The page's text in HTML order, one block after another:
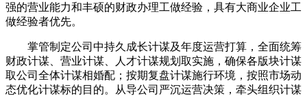
强的营业能力和丰硕的财政办理工做经验，具有大商业企业工
做经验者优先。
掌管制定公司中持久成长计谋及年度运营打算，全面统筹
财政计谋、营业计谋、人才计谋规划取实施，确保各版块计谋
取公司全体计谋相婚配；按期复盘计谋施行环境，按照市场动
态优化计谋标的目的。从导公司严沉运营决策，牵头组织计谋